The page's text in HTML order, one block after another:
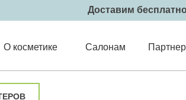
О косметике Салонам
Доставим